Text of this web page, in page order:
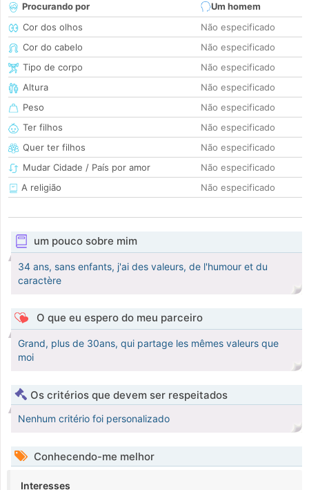
Procurando por
Um homem
Cor dos olhos
Não especificado
Cor do cabelo
Não especificado
Tipo de corpo
Não especificado
Altura
Não especificado
Peso
Não especificado
Ter filhos
Não especificado
Quer ter filhos
Não especificado
Mudar Cidade / País por amor
Não especificado
A religião
Não especificado
um pouco sobre mim
34 ans, sans enfants, j'ai des valeurs, de l'humour et du
caractère
O que eu espero do meu parceiro
Grand, plus de 30ans, qui partage les mêmes valeurs que
moi
Os critérios que devem ser respeitados
Nenhum critério foi personalizado
Conhecendo-me melhor
Interesses